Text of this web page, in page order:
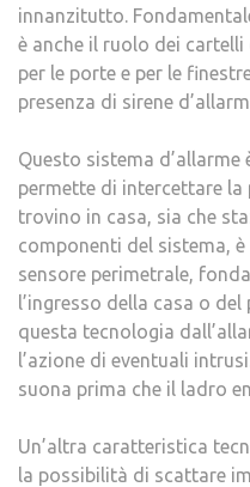
innanzitutto.
è anche il ruolo dei
per le porte e per le
presenza di sirene
Questo sistema
permette di intercettare la
trovino in casa, sia che
componenti del sistema,
sensore perimetrale,
l’ingresso della casa o
questa tecnologia
l’azione di eventuali
suona prima che il ladro
Un’altra caratteristica
la possibilità di scattare